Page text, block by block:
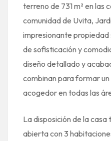
terreno de 731 m² en las
comunidad de Uvita,
impresionante
de sofisticación y
diseño detallado y
combinan para formar
acogedor en todas las
La disposición de la
abierta con 3